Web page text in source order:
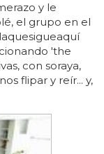
y le
el grupo en el
'the
con soraya,
flipar y reír... y,